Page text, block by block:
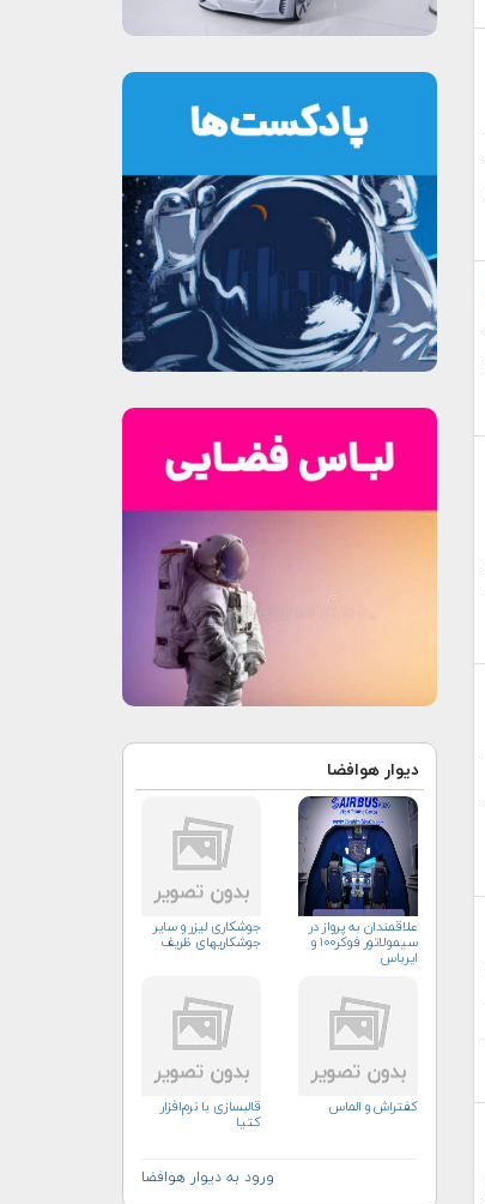
دیوار هوافضا
علاقمندان به پرواز در
سیمولاتور فوکر۱۰۰ و
ایرباس
جوشکاری لیزر و سایر
جوشکاریهای ظریف
کفتراش و الماس
قالبسازی با نرم‌افزار
کتیا
ورود به دیوار هوافضا